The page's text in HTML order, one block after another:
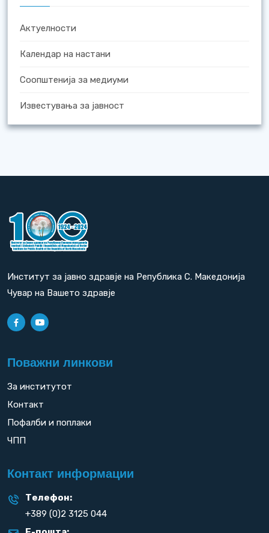
Актуелности
Календар на настани
Соопштенија за медиуми
Известувања за јавност
Институт за јавно здравје на Република С. Македонија
Чувар на Вашето здравје
Поважни линкови
За институтот
Контакт
Пофалби и поплаки
ЧПП
Контакт информации
Телефон:
+389 (0)2 3125 044